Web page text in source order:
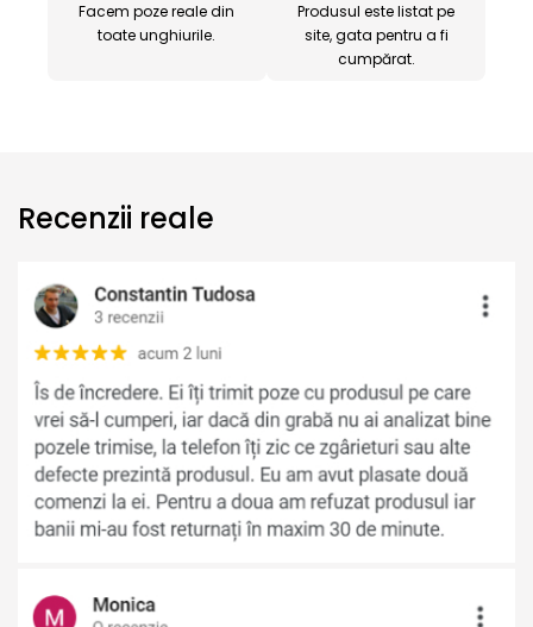
Facem poze reale din
toate unghiurile.
Produsul este listat pe
site, gata pentru a fi
cumpărat.
Recenzii reale